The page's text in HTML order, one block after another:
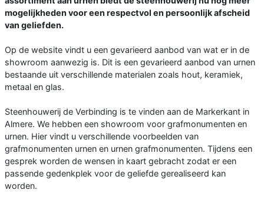
mogelijkheden voor een respectvol en persoonlijk afscheid
van geliefden.
Op de website vindt u een gevarieerd aanbod van wat er in de
showroom aanwezig is. Dit is een gevarieerd aanbod van urnen
bestaande uit verschillende materialen zoals hout, keramiek,
metaal en glas.
Steenhouwerij de Verbinding is te vinden aan de Markerkant in
Almere. We hebben een showroom voor grafmonumenten en
urnen. Hier vindt u verschillende voorbeelden van
grafmonumenten urnen en urnen grafmonumenten. Tijdens een
gesprek worden de wensen in kaart gebracht zodat er een
passende gedenkplek voor de geliefde gerealiseerd kan
worden.